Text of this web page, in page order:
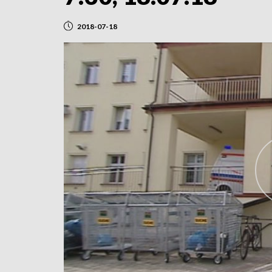
2018-07-18